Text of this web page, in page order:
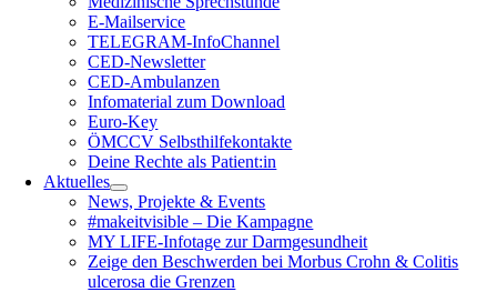
E-Mailservice
TELEGRAM-InfoChannel
CED-Newsletter
CED-Ambulanzen
Infomaterial zum Download
Euro-Key
ÖMCCV Selbsthilfekontakte
Deine Rechte als Patient:in
Aktuelles
News, Projekte & Events
#makeitvisible – Die Kampagne
MY LIFE-Infotage zur Darmgesundheit
Zeige den Beschwerden bei Morbus Crohn & Colitis
ulcerosa die Grenzen